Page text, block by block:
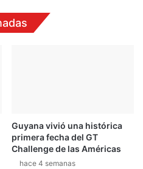
Guyana vivió una histórica
primera fecha del GT
Challenge de las Américas
hace 4 semanas